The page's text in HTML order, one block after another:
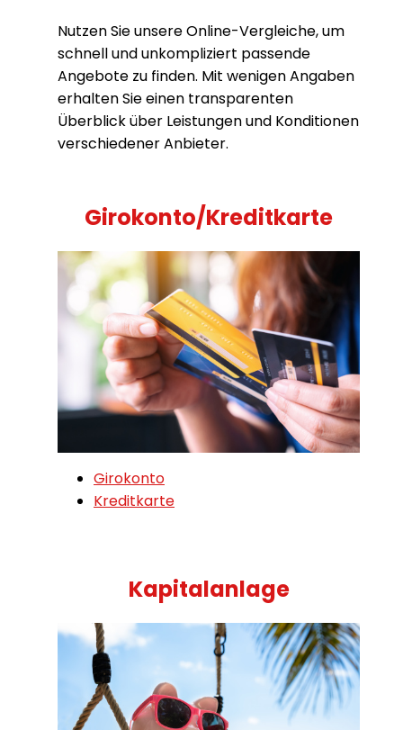
Nutzen Sie unsere Online-Vergleiche, um
schnell und unkompliziert passende
Angebote zu finden. Mit wenigen Angaben
erhalten Sie einen transparenten
Überblick über Leistungen und Konditionen
verschiedener Anbieter.
Girokonto/Kreditkarte
Girokonto
Kreditkarte
Kapitalanlage